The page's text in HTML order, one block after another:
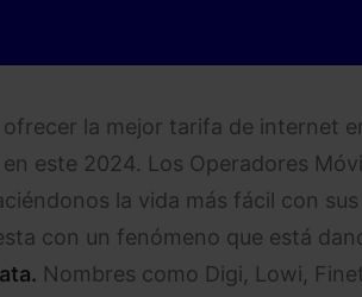
la mejor tarifa de internet
este 2024. Los Operadores
la vida más fácil con
con un fenómeno que está
Nombres como Digi, Lowi,